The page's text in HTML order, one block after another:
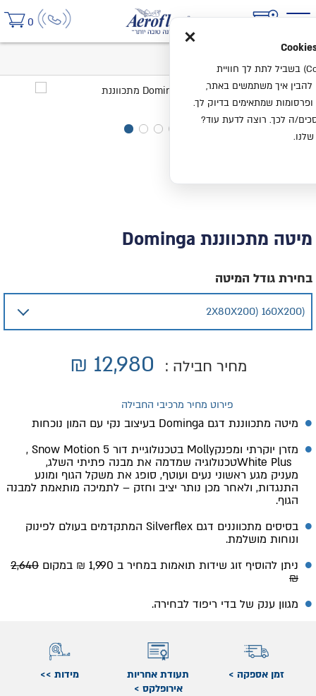
0
מיטה מתכווננת Dominga
מיטה מתכווננת דגם Dominga בעיצוב נקי עם המון נוכחות
מזרן יוקרתי ומפנק
, Snow Motion בטכנולוגיית דור 5 Molly
White Plusטכנולוגיה שמדמה את מבנה פתיתי השלג,
מעניק מגע ראשוני נעים ועוטף, סופג את משקל הגוף ומונע
התנגדות, ולאחר מכן נותר יציב וחזק – לתמיכה מותאמת למבנה
הגוף.
בסיסים מתכווננים דגם Silverflex המתקדמים בעולם לפינוק
ונוחות מושלמת.
ניתן להוסיף זוג שידות תואמות במחיר ב 1,990 ₪ במקום
2,640
₪
מגוון ענק של בדי ריפוד לבחירה.
בחירת גודל המיטה
מחיר חבילה : 12,980
₪
פירוט מחיר מרכיבי החבילה
זמן אספקה >
תעודת אחריות
אירופלקס >
מידות >>
×
אנחנו משתמשים בעוגיות (Cookies) בשביל לתת לך חוויית
להבין איך משתמשים באתר,
שמתאימים בדיוק לך.
ה לכך. רוצה לדעת עוד?